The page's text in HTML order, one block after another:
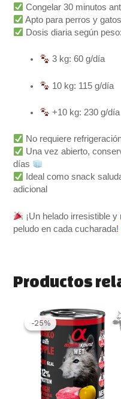
Congelar 30 minutos
Apto para perros y
Dosis diaria según peso:
3 kg: 60 g/día
10 kg: 115 g/día
+10 kg: 230 g/día
No requiere
Una vez abierto,
días
Ideal como snack
adicional
¡Un helado irresistible
peludo en cada cucharada!
Productos
-25%
-25%
El
precio
original
era:
2.70 €.
El
precio
actual
es:
2.03 €.